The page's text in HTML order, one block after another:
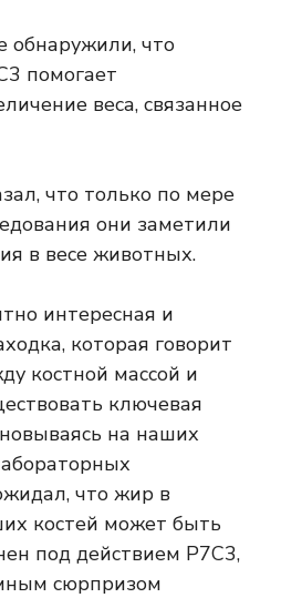
обнаружили, что
помогает
веса, связанное
что только по мере
они заметили
в весе животных.
интересная и
которая говорит
костной массой и
ключевая
на наших
что жир в
костей может быть
под действием P7C3,
сюрпризом